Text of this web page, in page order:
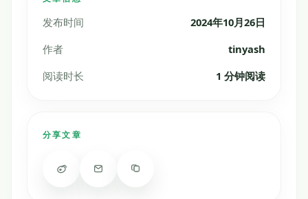
发布时间
2024年10月26日
作者
tinyash
阅读时长
1 分钟阅读
分享文章